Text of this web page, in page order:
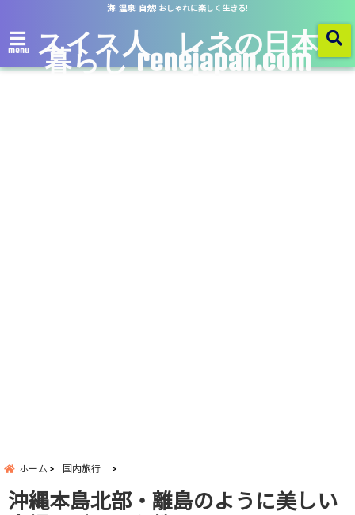
海! 温泉! 自然! おしゃれに楽しく生きる!
menu スイス人 レネの日本
暮らし renejapan.com
ホーム 国内旅行
沖縄本島北部・離島のように美しい